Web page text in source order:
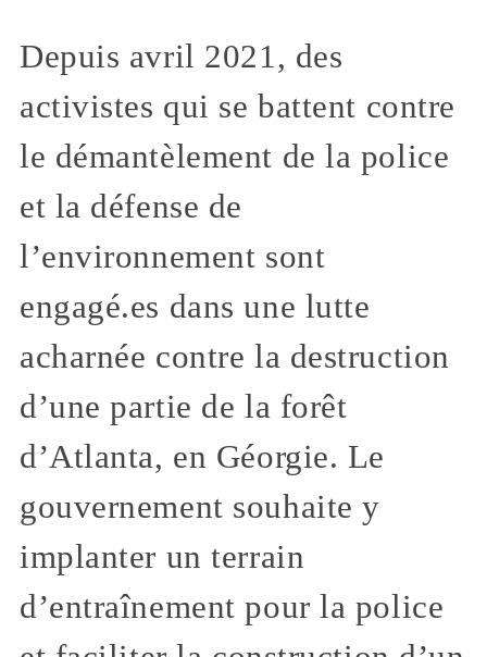
Depuis avril 2021, des
activistes qui se battent contre
le démantèlement de la police
et la défense de
l’environnement sont
engagé.es dans une lutte
acharnée contre la destruction
d’une partie de la forêt
d’Atlanta, en Géorgie. Le
gouvernement souhaite y
implanter un terrain
d’entraînement pour la police